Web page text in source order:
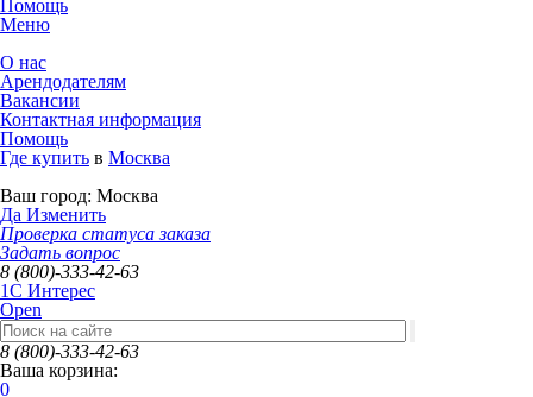
Помощь
Меню
О нас
Арендодателям
Вакансии
Контактная информация
Помощь
Где купить в Москва
Ваш город: Москва
Да Изменить
Проверка статуса заказа
Задать вопрос
8 (800)-333-42-63
1C Интерес
Open
8 (800)-333-42-63
Ваша корзина:
0